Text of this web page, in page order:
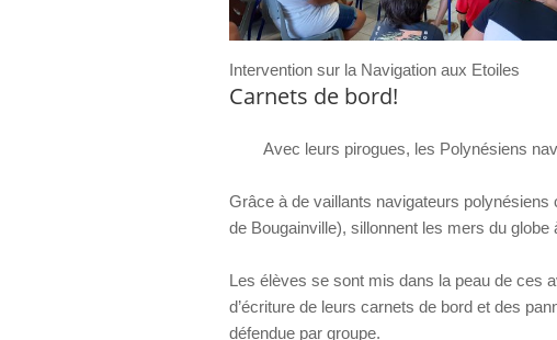
Intervention sur la Navigation aux Etoiles
Carnets de bord!
Avec leurs pirogues, les Polynésiens
Grâce à de vaillants navigateurs
de Bougainville), sillonnent les mers du
Les élèves se sont mis dans la peau de ces
d’écriture de leurs carnets de bord et des
défendue par groupe.